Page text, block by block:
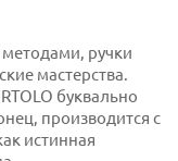
ручки
мастерства.
буквально
производится с
истинная